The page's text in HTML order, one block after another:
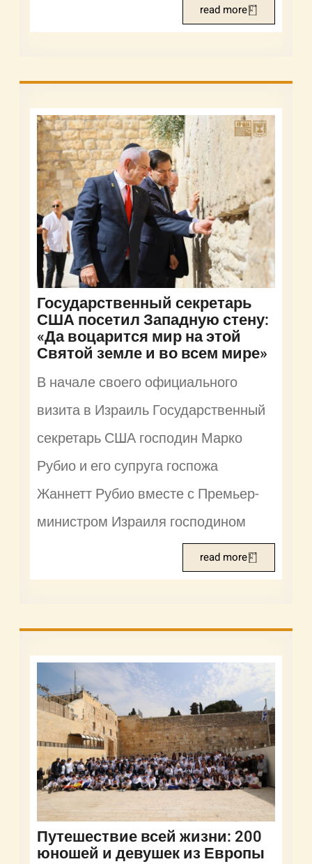
read more
Государственный секретарь
США посетил Западную стену:
«Да воцарится мир на этой
Святой земле и во всем мире»
В начале своего официального
визита в Израиль Государственный
секретарь США господин Марко
Рубио и его супруга госпожа
Жаннетт Рубио вместе с Премьер-
министром Израиля господином
read more
Путешествие всей жизни: 200
юношей и девушек из Европы